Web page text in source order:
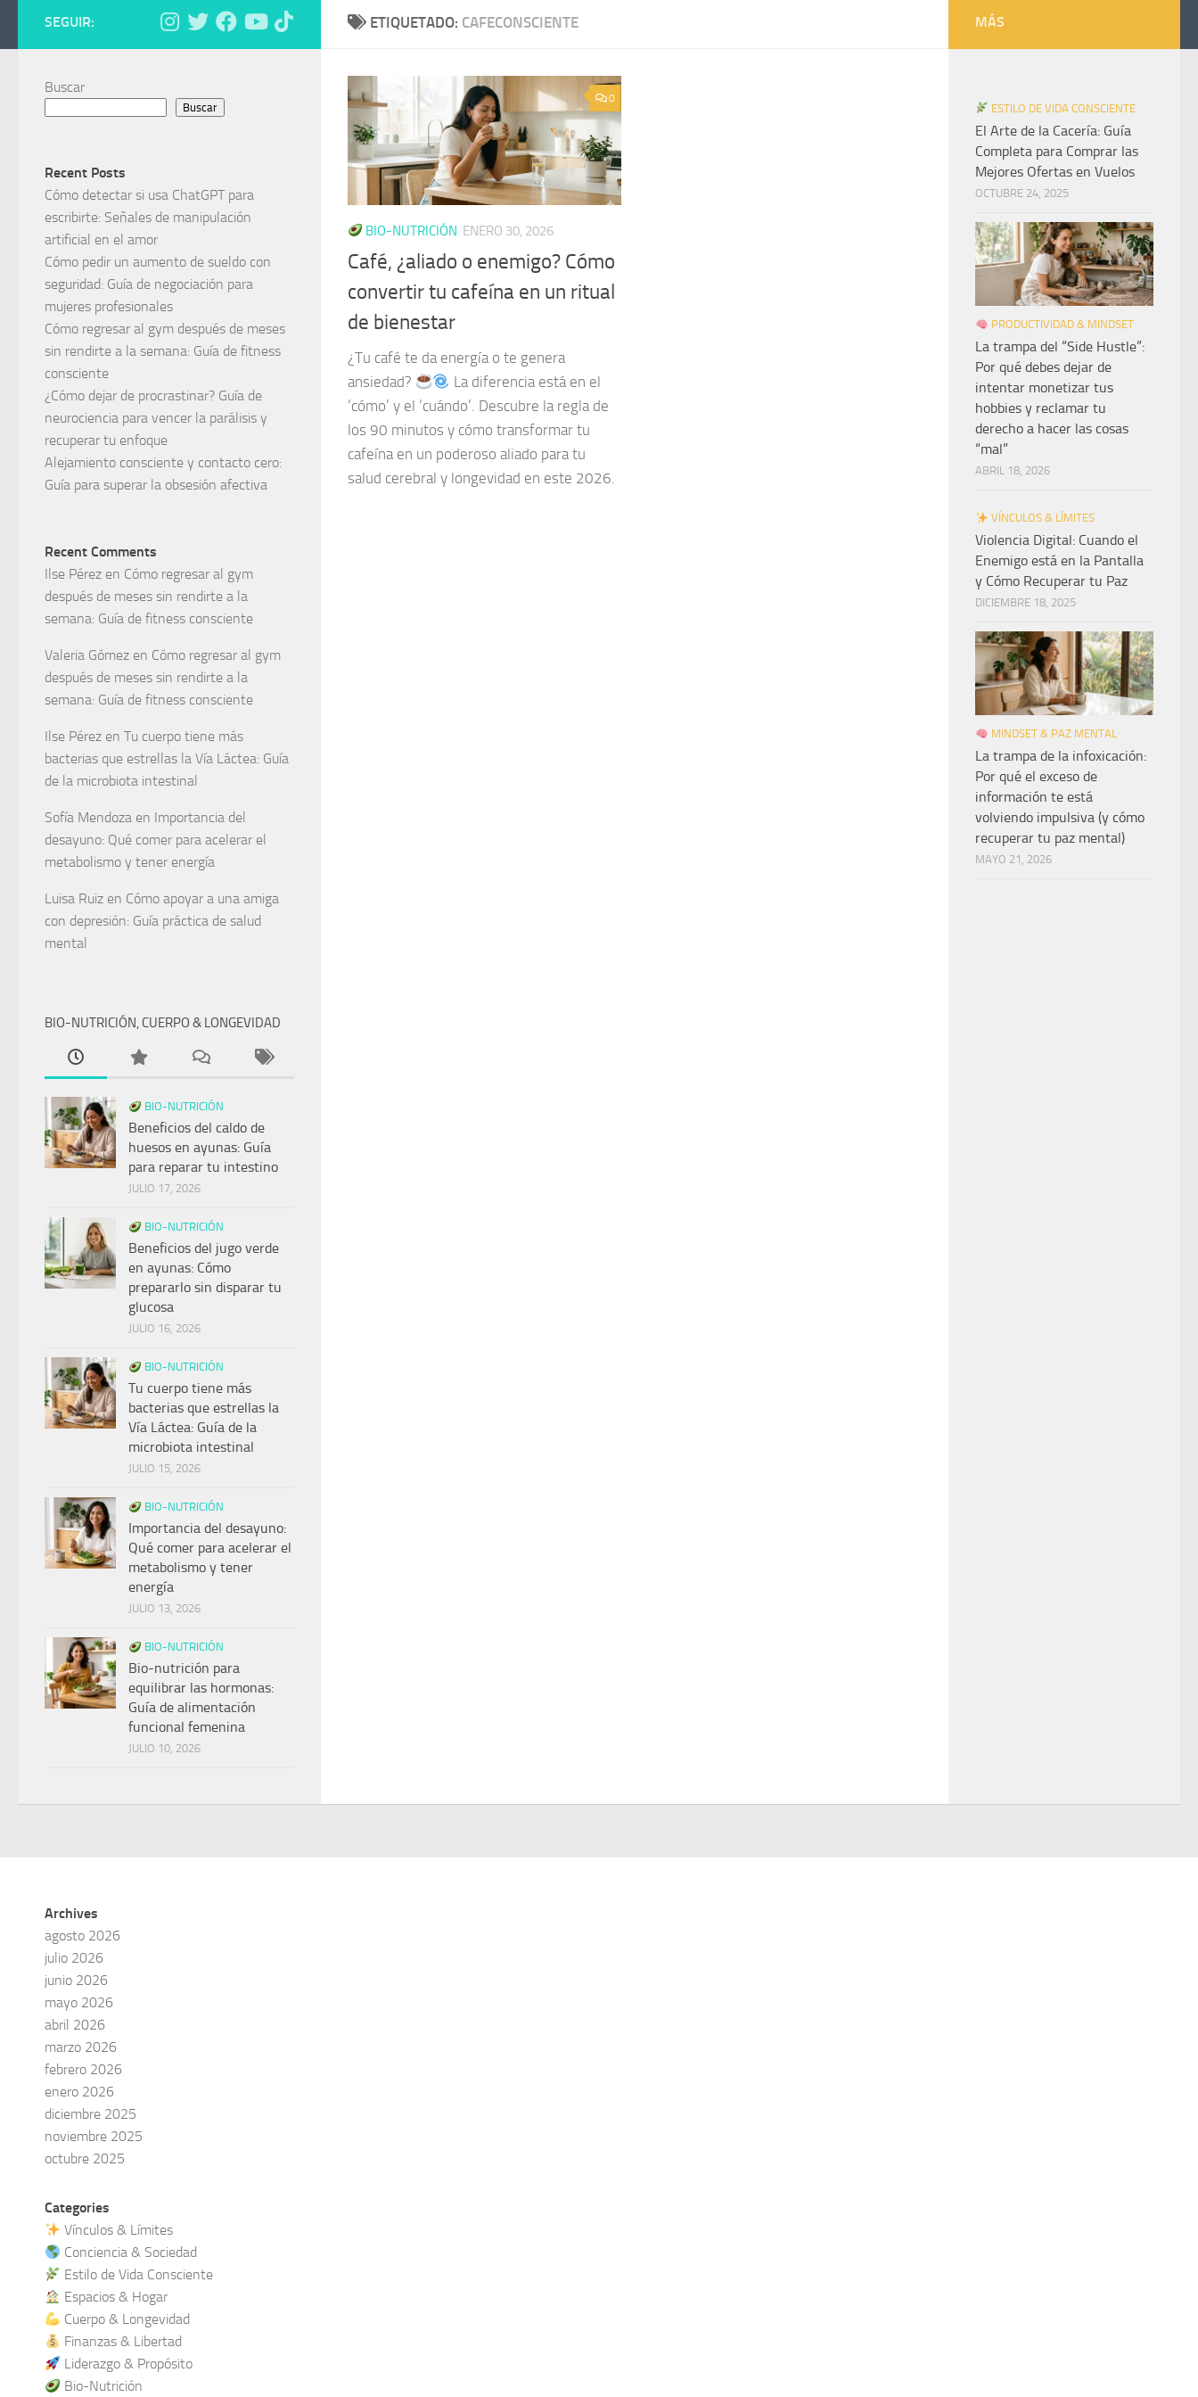
ETIQUETADO: CAFECONSCIENTE
0
BIO-NUTRICIÓN ENERO 30, 2026
Café, ¿aliado o enemigo? Cómo
convertir tu cafeína en un ritual
de bienestar
¿Tu café te da energía o te genera
ansiedad?
La diferencia está en el
‘cómo’ y el ‘cuándo’. Descubre la regla de
los 90 minutos y cómo transformar tu
cafeína en un poderoso aliado para tu
salud cerebral y longevidad en este 2026.
SEGUIR:
Buscar
Buscar
Recent Posts
Cómo detectar si usa ChatGPT para
escribirte: Señales de manipulación
artificial en el amor
Cómo pedir un aumento de sueldo con
seguridad: Guía de negociación para
mujeres profesionales
Cómo regresar al gym después de meses
sin rendirte a la semana: Guía de fitness
consciente
¿Cómo dejar de procrastinar? Guía de
neurociencia para vencer la parálisis y
recuperar tu enfoque
Alejamiento consciente y contacto cero:
Guía para superar la obsesión afectiva
Recent Comments
Ilse Pérez en Cómo regresar al gym
después de meses sin rendirte a la
semana: Guía de fitness consciente
Valeria Gómez en Cómo regresar al gym
después de meses sin rendirte a la
semana: Guía de fitness consciente
Ilse Pérez en Tu cuerpo tiene más
bacterias que estrellas la Vía Láctea: Guía
de la microbiota intestinal
Sofía Mendoza en Importancia del
desayuno: Qué comer para acelerar el
metabolismo y tener energía
Luisa Ruiz en Cómo apoyar a una amiga
con depresión: Guía práctica de salud
mental
BIO-NUTRICIÓN, CUERPO & LONGEVIDAD
BIO-NUTRICIÓN
Beneficios del caldo de
huesos en ayunas: Guía
para reparar tu intestino
JULIO 17, 2026
BIO-NUTRICIÓN
Beneficios del jugo verde
en ayunas: Cómo
prepararlo sin disparar tu
glucosa
JULIO 16, 2026
BIO-NUTRICIÓN
Tu cuerpo tiene más
bacterias que estrellas la
Vía Láctea: Guía de la
microbiota intestinal
JULIO 15, 2026
BIO-NUTRICIÓN
Importancia del desayuno:
Qué comer para acelerar el
metabolismo y tener
energía
JULIO 13, 2026
BIO-NUTRICIÓN
Bio-nutrición para
equilibrar las hormonas:
Guía de alimentación
funcional femenina
JULIO 10, 2026
MÁS
ESTILO DE VIDA CONSCIENTE
El Arte de la Cacería: Guía
Completa para Comprar las
Mejores Ofertas en Vuelos
OCTUBRE 24, 2025
PRODUCTIVIDAD & MINDSET
La trampa del “Side Hustle”:
Por qué debes dejar de
intentar monetizar tus
hobbies y reclamar tu
derecho a hacer las cosas
“mal”
ABRIL 18, 2026
VÍNCULOS & LÍMITES
Violencia Digital: Cuando el
Enemigo está en la Pantalla
y Cómo Recuperar tu Paz
DICIEMBRE 18, 2025
MINDSET & PAZ MENTAL
La trampa de la infoxicación:
Por qué el exceso de
información te está
volviendo impulsiva (y cómo
recuperar tu paz mental)
MAYO 21, 2026
Archives
agosto 2026
julio 2026
junio 2026
mayo 2026
abril 2026
marzo 2026
febrero 2026
enero 2026
diciembre 2025
noviembre 2025
octubre 2025
Categories
Vínculos & Límites
Conciencia & Sociedad
Estilo de Vida Consciente
Espacios & Hogar
Cuerpo & Longevidad
Finanzas & Libertad
Liderazgo & Propósito
Bio-Nutrición